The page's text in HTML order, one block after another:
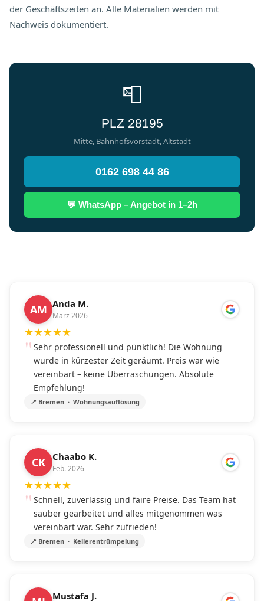
der Geschäftszeiten an. Alle Materialien werden mit
Nachweis dokumentiert.
📮
PLZ 28195
Mitte, Bahnhofsvorstadt, Altstadt
0162 698 44 86
💬 WhatsApp – Angebot in 1–2h
AM Anda M.
März 2026
★★★★★
Sehr professionell und pünktlich! Die Wohnung
wurde in kürzester Zeit geräumt. Preis war wie
vereinbart – keine Überraschungen. Absolute
Empfehlung!
📍 Bremen · Wohnungsauflösung
CK Chaabo K.
Feb. 2026
★★★★★
Schnell, zuverlässig und faire Preise. Das Team hat
sauber gearbeitet und alles mitgenommen was
vereinbart war. Sehr zufrieden!
📍 Bremen · Kellerentrümpelung
Mustafa J.